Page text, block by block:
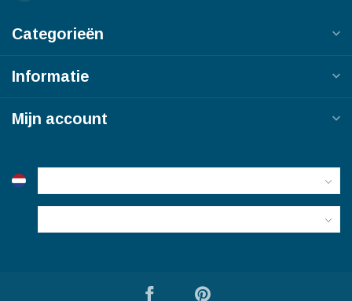
Categorieën
Informatie
Mijn account